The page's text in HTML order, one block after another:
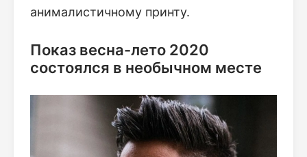
анималистичному принту.
Показ весна-лето 2020
состоялся в необычном месте